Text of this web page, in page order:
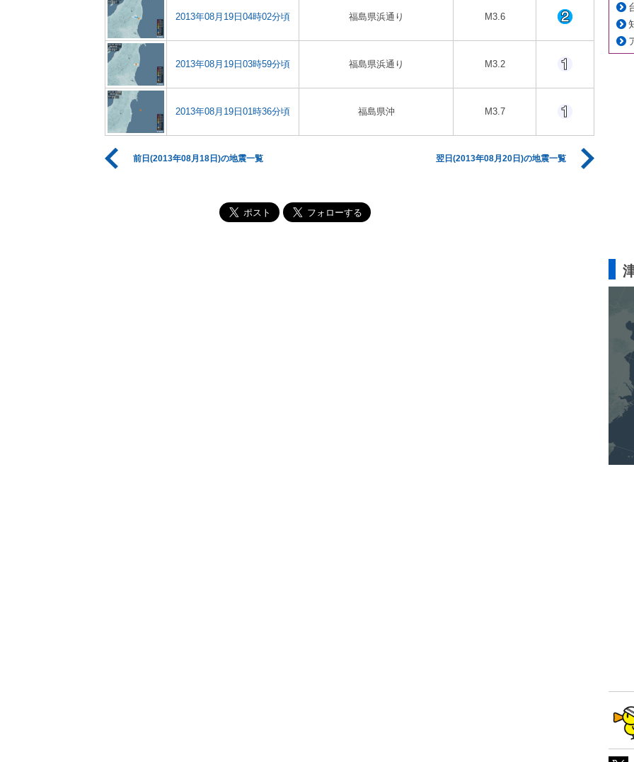
2013年08月19日04時02分頃 福島県浜通り M3.6
2013年08月19日03時59分頃 福島県浜通り M3.2
2013年08月19日01時36分頃 福島県沖 M3.7
前日(2013年08月18日)の地震一覧 翌日(2013年08月20日)の地震一覧